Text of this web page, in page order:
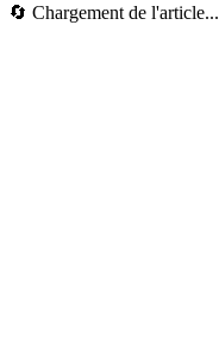
🔄 Chargement de l'article...